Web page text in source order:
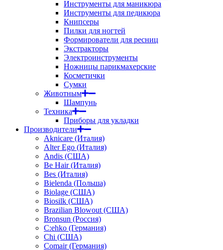
Инструменты для маникюра
Инструменты для педикюра
Книпсеры
Пилки для ногтей
Формирователи для ресниц
Экстракторы
Электроинструменты
Ножницы парикмахерские
Косметички
Сумки
Животным
Шампунь
Техника
Приборы для укладки
Производители
Aknicare (Италия)
Alter Ego (Италия)
Andis (США)
Be Hair (Италия)
Bes (Италия)
Bielenda (Польша)
Biolage (США)
Biosilk (США)
Brazilian Blowout (США)
Bronsun (Россия)
C:ehko (Германия)
Chi (США)
Comair (Германия)